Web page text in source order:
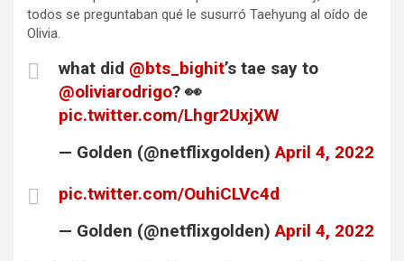
todos se preguntaban qué le susurró Taehyung al oído de
Olivia.
what did @bts_bighit’s tae say to
@oliviarodrigo? 👀
pic.twitter.com/Lhgr2UxjXW
— Golden (@netflixgolden)April 4, 2022
pic.twitter.com/OuhiCLVc4d
— Golden (@netflixgolden)April 4, 2022